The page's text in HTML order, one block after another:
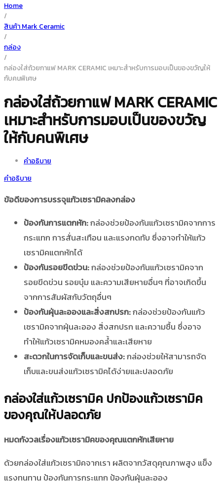
Home
/
สินค้า Mark Ceramic
/
กล่อง
/
กล่องใส่ถ้วยกาแฟ MARK CERAMIC เหมาะสำหรับการมอบเป็นของขวัญให้
กับคนพิเศษ
กล่องใส่ถ้วยกาแฟ MARK CERAMIC
เหมาะสำหรับการมอบเป็นของขวัญ
ให้กับคนพิเศษ
คำอธิบาย
คำอธิบาย
ข้อดีของการบรรจุแก้วเซรามิคลงกล่อง
ป้องกันการแตกหัก:กล่องช่วยป้องกันแก้วเซรามิคจากการ
กระแทก การสั่นสะเทือน และแรงกดทับ ซึ่งอาจทำให้แก้ว
เซรามิคแตกหักได้
ป้องกันรอยขีดข่วน:กล่องช่วยป้องกันแก้วเซรามิคจาก
รอยขีดข่วน รอยบุ๋ม และความเสียหายอื่นๆ ที่อาจเกิดขึ้น
จากการสัมผัสกับวัตถุอื่นๆ
ป้องกันฝุ่นละอองและสิ่งสกปรก:กล่องช่วยป้องกันแก้ว
เซรามิคจากฝุ่นละออง สิ่งสกปรก และความชื้น ซึ่งอาจ
ทำให้แก้วเซรามิคหมองคล้ำและเสียหาย
สะดวกในการจัดเก็บและขนส่ง:กล่องช่วยให้สามารถจัด
เก็บและขนส่งแก้วเซรามิคได้ง่ายและปลอดภัย
กล่องใส่แก้วเซรามิค ปกป้องแก้วเซรามิค
ของคุณให้ปลอดภัย
หมดกังวลเรื่องแก้วเซรามิคของคุณแตกหักเสียหาย
ด้วยกล่องใส่แก้วเซรามิคจากเรา ผลิตจากวัสดุคุณภาพสูง แข็ง
แรงทนทาน ป้องกันการกระแทก ป้องกันฝุ่นละออง